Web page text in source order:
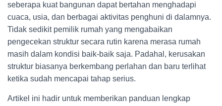
seberapa kuat bangunan dapat bertahan menghadapi
cuaca, usia, dan berbagai aktivitas penghuni di dalamnya.
Tidak sedikit pemilik rumah yang mengabaikan
pengecekan struktur secara rutin karena merasa rumah
masih dalam kondisi baik-baik saja. Padahal, kerusakan
struktur biasanya berkembang perlahan dan baru terlihat
ketika sudah mencapai tahap serius.
Artikel ini hadir untuk memberikan panduan lengkap